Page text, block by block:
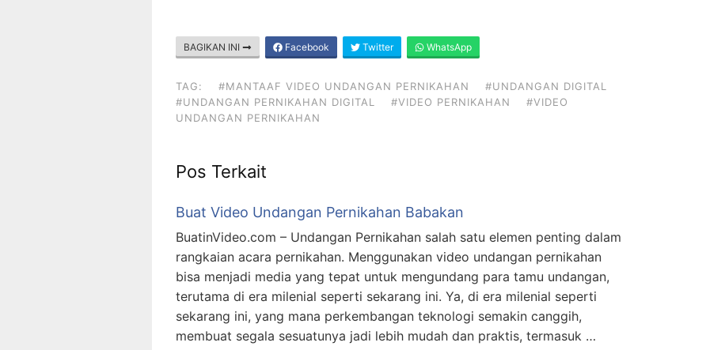
BAGIKAN INI Facebook Twitter WhatsApp
TAG: #MANTAAF VIDEO UNDANGAN PERNIKAHAN
#UNDANGAN DIGITAL
#UNDANGAN PERNIKAHAN DIGITAL
#VIDEO PERNIKAHAN
#VIDEO
UNDANGAN PERNIKAHAN
Pos Terkait
Buat Video Undangan Pernikahan Babakan
BuatinVideo.com – Undangan Pernikahan salah satu elemen penting dalam
rangkaian acara pernikahan. Menggunakan video undangan pernikahan
bisa menjadi media yang tepat untuk mengundang para tamu undangan,
terutama di era milenial seperti sekarang ini. Ya, di era milenial seperti
sekarang ini, yang mana perkembangan teknologi semakin canggih,
membuat segala sesuatunya jadi lebih mudah dan praktis, termasuk …